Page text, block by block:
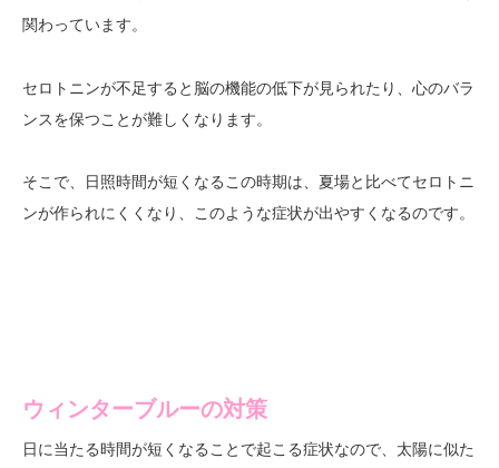
関わっています 。
セロトニンが不足すると脳の機能の低下が見られたり、心のバラ
ンスを保つことが難しくなります。
そこで、日照時間が短くなるこの時期は、夏場と比べてセロトニ
ンが作られにくくなり、このような症状が出やすくなるのです。
ウィンターブルーの対策
日に当たる時間が短くなることで起こる症状なので、
太陽に似た